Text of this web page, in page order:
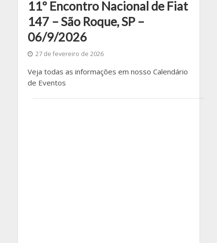
11º Encontro Nacional de Fiat
147 – São Roque, SP –
06/9/2026
27 de fevereiro de 2026
Veja todas as informações em nosso Calendário
de Eventos